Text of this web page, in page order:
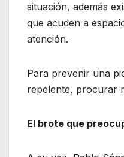
situación, además
que acuden a
atención.
Para prevenir una
repelente, procurar
El brote que